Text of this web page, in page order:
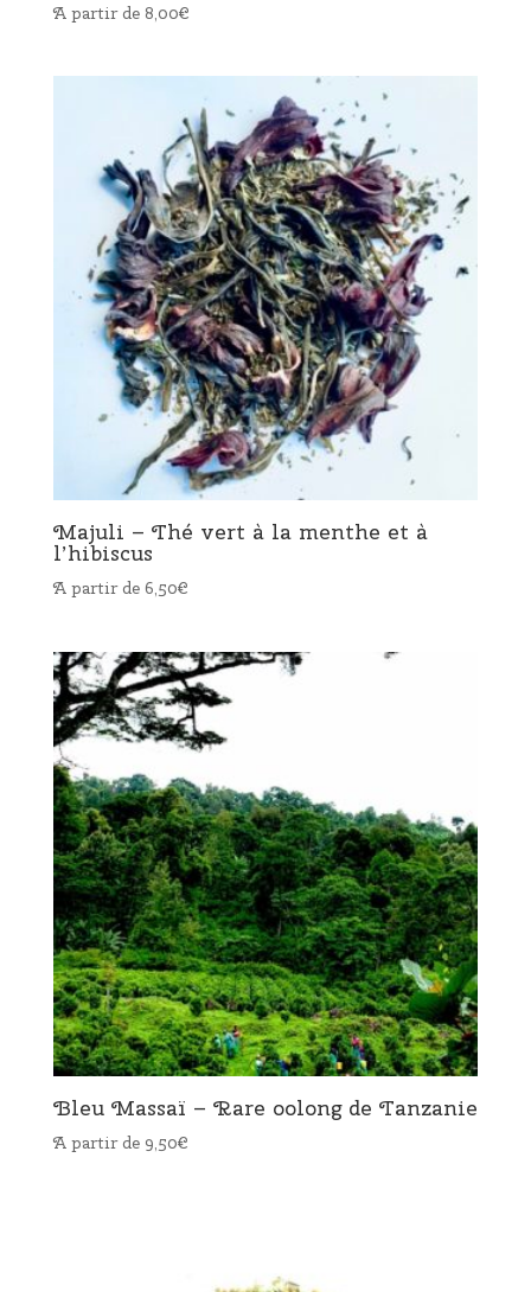
A partir de 8,00€
Majuli – Thé vert à la menthe et à
l’hibiscus
A partir de 6,50€
Bleu Massaï – Rare oolong de Tanzanie
A partir de 9,50€